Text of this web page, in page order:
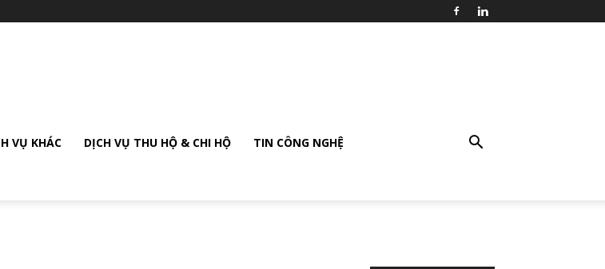
VỤ KHÁC DỊCH VỤ THU HỘ & CHI HỘ TIN CÔNG NGHỆ